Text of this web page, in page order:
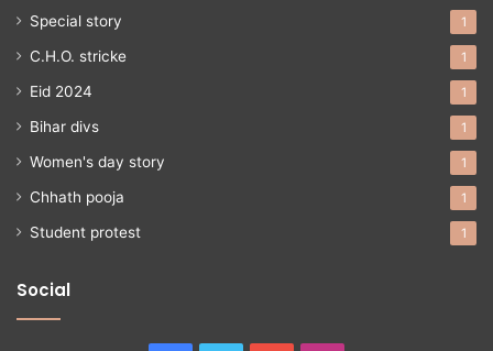
Special story 1
C.H.O. stricke 1
Eid 2024 1
Bihar divs 1
Women's day story 1
Chhath pooja 1
Student protest 1
Social